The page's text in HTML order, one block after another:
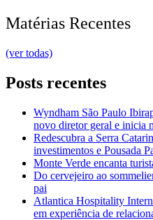
Matérias Recentes
(ver todas)
Posts recentes
Wyndham São Paulo
novo diretor geral e inicia
Redescubra a Serra
investimentos e Pousada
Monte Verde encanta
Do cervejeiro ao
pai
Atlantica Hospitality
em experiência de